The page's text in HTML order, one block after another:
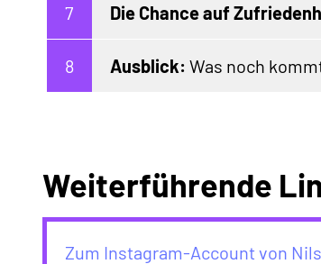
Die Chance auf
Ausblick: Was noch
Weiterführende
Zum Instagram-Account von